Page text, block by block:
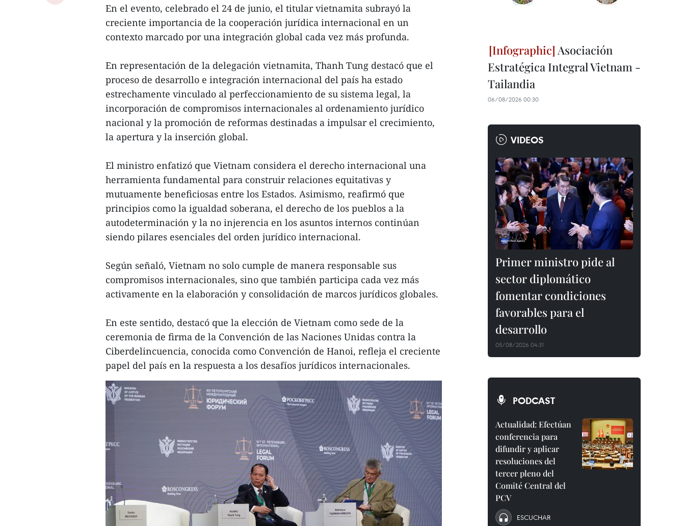
En el evento, celebrado el 24 de junio, el titular vietnamita subrayó la
creciente importancia de la cooperación jurídica internacional en un
contexto marcado por una integración global cada vez más profunda.
En representación de la delegación vietnamita, Thanh Tung destacó que el
proceso de desarrollo e integración internacional del país ha estado
estrechamente vinculado al perfeccionamiento de su sistema legal, la
incorporación de compromisos internacionales al ordenamiento jurídico
nacional y la promoción de reformas destinadas a impulsar el crecimiento,
la apertura y la inserción global.
El ministro enfatizó que Vietnam considera el derecho internacional una
herramienta fundamental para construir relaciones equitativas y
mutuamente beneficiosas entre los Estados. Asimismo, reafirmó que
principios como la igualdad soberana, el derecho de los pueblos a la
autodeterminación y la no injerencia en los asuntos internos continúan
siendo pilares esenciales del orden jurídico internacional.
Según señaló, Vietnam no solo cumple de manera responsable sus
compromisos internacionales, sino que también participa cada vez más
activamente en la elaboración y consolidación de marcos jurídicos globales.
En este sentido, destacó que la elección de Vietnam como sede de la
ceremonia de firma de la Convención de las Naciones Unidas contra la
Ciberdelincuencia, conocida como Convención de Hanoi, refleja el creciente
papel del país en la respuesta a los desafíos jurídicos internacionales.
Asociación
Estratégica Integral Vietnam -
Tailandia
06/08/2026 00:30
VIDEOS
Primer ministro pide al
sector diplomático
fomentar condiciones
favorables para el
desarrollo
05/08/2026 04:31
PODCAST
Actualidad: Efectúan
conferencia para
difundir y aplicar
resoluciones del
tercer pleno del
Comité Central del
PCV
ESCUCHAR